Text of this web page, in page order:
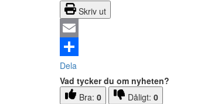
Skriv ut
Email
Dela
Vad tycker du om nyheten?
Bra: 0 Dåligt: 0